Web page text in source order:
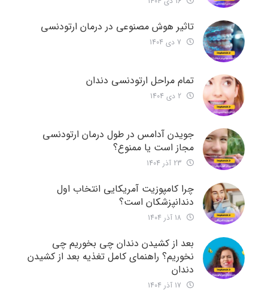
تاثیر هوش مصنوعی در درمان ارتودنسی
تمام مراحل ارتودنسی دندان
جویدن آدامس در طول درمان ارتودنسی
مجاز است یا ممنوع؟
چرا کامپوزیت آمریکایی انتخاب اول
دندانپزشکان است؟
بعد از کشیدن دندان چی بخوریم چی
نخوریم؟ راهنمای کامل تغذیه بعد از کشیدن
دندان